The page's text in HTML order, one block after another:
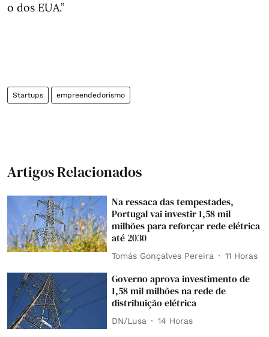
o dos EUA.”
Startups empreendedorismo
Artigos Relacionados
Na ressaca das tempestades,
Portugal vai investir 1,58 mil
milhões para reforçar rede elétrica
até 2030
Tomás Gonçalves Pereira 11 Horas
Governo aprova investimento de
1,58 mil milhões na rede de
distribuição elétrica
DN/Lusa 14 Horas